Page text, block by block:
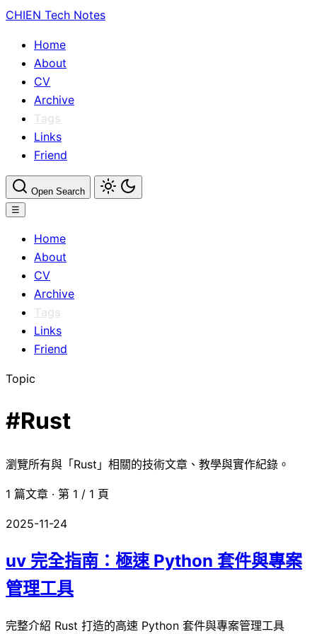
CHIEN Tech Notes
Home
About
CV
Archive
Tags
Links
Friend
Open Search
☰
Home
About
CV
Archive
Tags
Links
Friend
Topic
#Rust
瀏覽所有與「Rust」相關的技術文章、教學與實作紀錄。
1 篇文章 · 第 1 / 1 頁
2025-11-24
uv 完全指南：極速 Python 套件與專案
管理工具
完整介紹 Rust 打造的高速 Python 套件與專案管理工具